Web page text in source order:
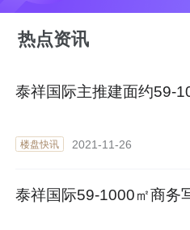
热点资讯
泰祥国际主推建面约59-
楼盘快讯 2021-11-26
泰祥国际59-1000㎡商务